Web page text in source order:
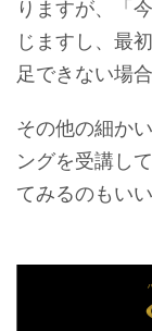
りますが、「
じますし、最
足できない場
その他の細か
ングを受講し
てみるのもい